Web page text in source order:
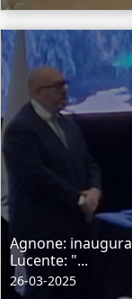
Agnone:
Lucente: "...
26-03-2025